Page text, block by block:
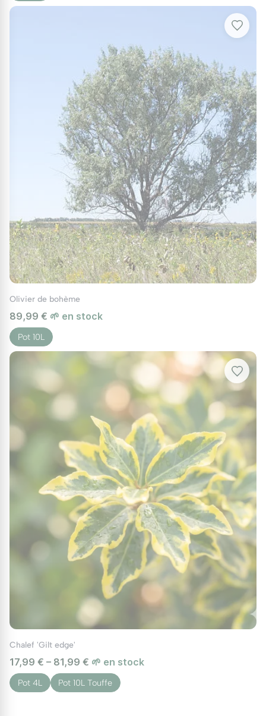
Pour maintenir sa silhouette bien nette, taillez de
préférence au printemps (avril/mai). Une seconde
taille légère de propreté peut être effectuée en
novembre après la floraison. Évitez de tailler de
façon radicale lors des périodes de gel intense.
Maladies et Ravageurs
Cet arbuste est naturellement résistant. Une bonne
circulation de l'air est la meilleure prévention contre
les cochenilles. Évitez les sols gorgés d'eau qui
pourraient asphyxier son système racinaire.
Utilisations au jardin et associations
Grâce à son port compact, cet Eleagnus est parfait
pour structurer les petits espaces :
Haies basses :Idéal pour délimiter une terrasse
ou un potager avec élégance.
Culture en bac :Sa croissance modérée permet
une culture durable en grands pots sur un balcon.
Associations paysagères :
de feuillages ! Mariez sa densité au
Chalef de
Ebbing à feuillage lumineux
pour éclaircir un coin
d'ombre, ou à la silhouette argentée de l'
Olivier
pour un décor aux reflets
Olivier de bohème
89,99 € 🌱 en stock
Pot 10L
Chalef 'Gilt edge'
17,99 € – 81,99 € 🌱 en stock
Pot 4L Pot 10L Touffe